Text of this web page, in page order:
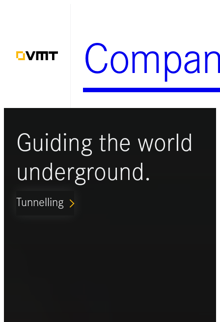
springen
Guiding the world
underground.
Tunnelling ARROW_FORWARD_IOS